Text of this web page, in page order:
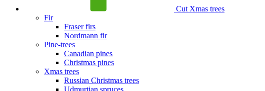
Сut Xmas trees
Fir
Fraser firs
Nordmann fir
Pine-trees
Canadian pines
Christmas pines
Xmas trees
Russian Christmas trees
Udmurtian spruces